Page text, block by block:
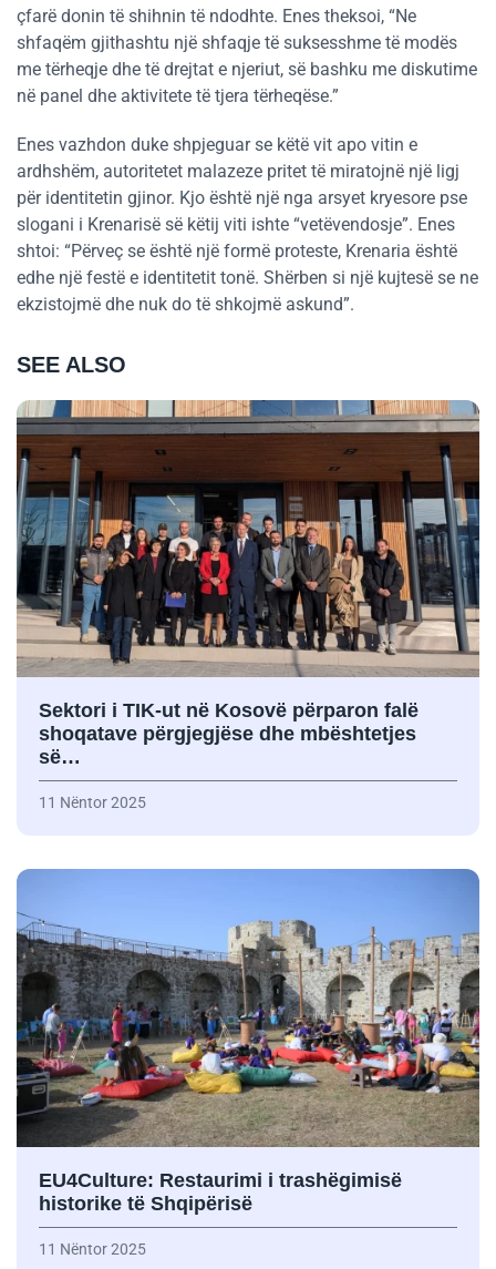
çfarë donin të shihnin të ndodhte. Enes theksoi, “Ne
shfaqëm gjithashtu një shfaqje të suksesshme të modës
me tërheqje dhe të drejtat e njeriut, së bashku me diskutime
në panel dhe aktivitete të tjera tërheqëse.”
Enes vazhdon duke shpjeguar se këtë vit apo vitin e
ardhshëm, autoritetet malazeze pritet të miratojnë një ligj
për identitetin gjinor. Kjo është një nga arsyet kryesore pse
slogani i Krenarisë së këtij viti ishte “vetëvendosje”. Enes
shtoi: “Përveç se është një formë proteste, Krenaria është
edhe një festë e identitetit tonë. Shërben si një kujtesë se ne
ekzistojmë dhe nuk do të shkojmë askund”.
SEE ALSO
Sektori i TIK-ut në Kosovë përparon falë
shoqatave përgjegjëse dhe mbështetjes
së…
11 Nëntor 2025
EU4Culture: Restaurimi i trashëgimisë
historike të Shqipërisë
11 Nëntor 2025